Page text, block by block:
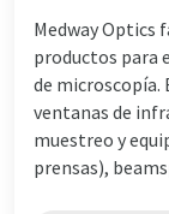
Medway Optics
productos para
de microscopía.
ventanas de
muestreo y
prensas),